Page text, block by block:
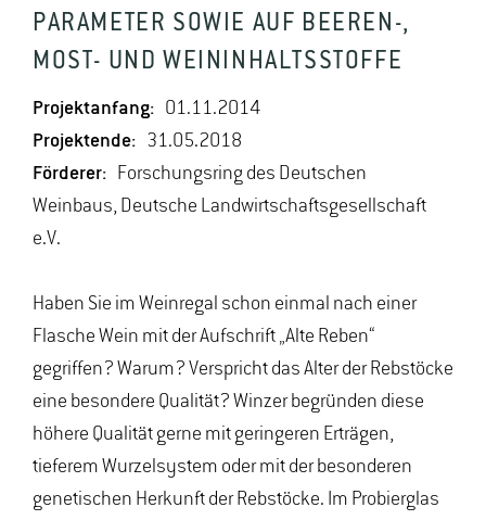
PARAMETER SOWIE AUF BEEREN-,
MOST- UND WEININHALTSSTOFFE
Projektanfang: 01.11.2014
Projektende: 31.05.2018
Förderer: Forschungsring des Deutschen
Weinbaus, Deutsche Landwirtschaftsgesellschaft
e.V.
Haben Sie im Weinregal schon einmal nach einer
Flasche Wein mit der Aufschrift „Alte Reben“
gegriffen? Warum? Verspricht das Alter der Rebstöcke
eine besondere Qualität? Winzer begründen diese
höhere Qualität gerne mit geringeren Erträgen,
tieferem Wurzelsystem oder mit der besonderen
genetischen Herkunft der Rebstöcke. Im Probierglas